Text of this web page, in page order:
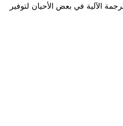
الآلية في بعض الأحيان لتوفير